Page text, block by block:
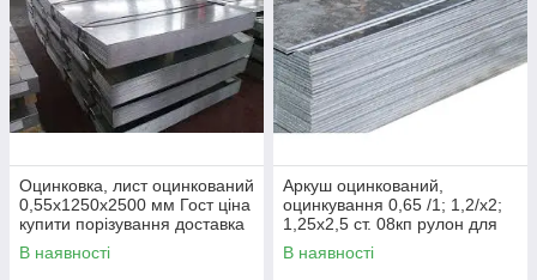
Оцинковка, лист оцинкований
0,55х1250х2500 мм Гост ціна
купити порізування доставка
В наявності
Аркуш оцинкований,
оцинкування 0,65 /1; 1,2/х2;
1,25х2,5 ст. 08кп рулон для
порізування ціна
В наявності